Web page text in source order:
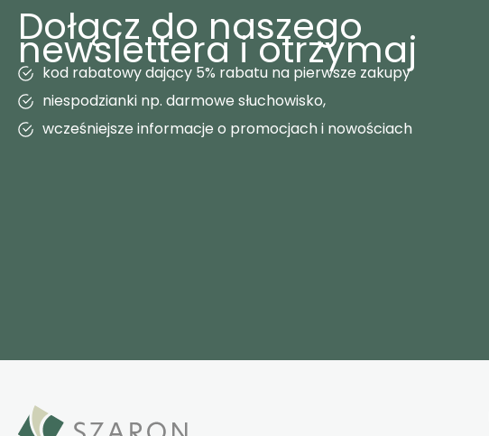
Dołącz do naszego
newslettera i otrzymaj
kod rabatowy dający 5% rabatu na pierwsze zakupy
niespodzianki np. darmowe słuchowisko,
wcześniejsze informacje o promocjach i nowościach